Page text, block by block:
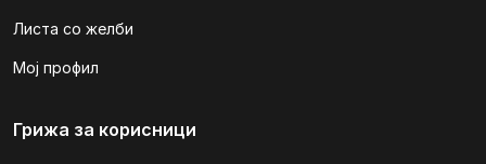
Листа со желби
Мој профил
Грижа за корисници